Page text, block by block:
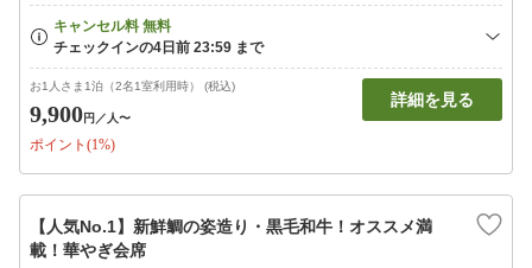
お1人さま1泊（2名1室利用時） (税込)
9,900円 ／人〜
ポイント(1%)
詳細を見る
【人気No.1】新鮮鯛の姿造り・黒毛和牛！オススメ満
載！華やぎ会席